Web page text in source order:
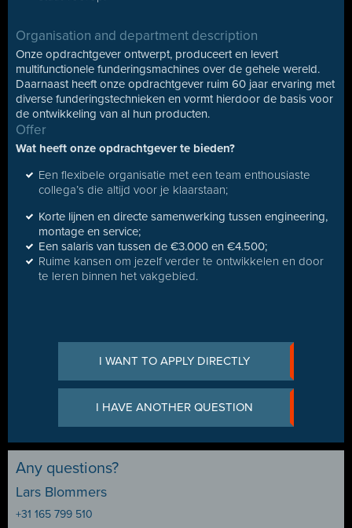
Organisation and department description
Onze opdrachtgever ontwerpt, produceert en levert
multifunctionele funderingsmachines over de gehele wereld.
Daarnaast heeft onze opdrachtgever ruim 60 jaar ervaring met
diverse funderingstechnieken en vormt hierdoor de basis voor
de ontwikkeling van al hun producten.
Offer
Wat heeft onze opdrachtgever te bieden?
Een flexibele organisatie met een team enthousiaste
collega’s die altijd voor je klaarstaan;
Korte lijnen en directe samenwerking tussen engineering,
montage en service;
Een salaris van tussen de €3.000 en €4.500;
Ruime kansen om jezelf verder te ontwikkelen en door
te leren binnen het vakgebied.
I WANT TO APPLY DIRECTLY
I HAVE ANOTHER QUESTION
Any questions?
Lars Blommers
+31 165 799 510